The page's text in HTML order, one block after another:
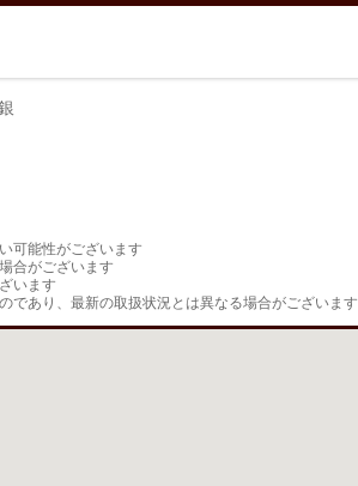
可能性がございます
合がございます
います
であり、最新の取扱状況とは異なる場合がございます